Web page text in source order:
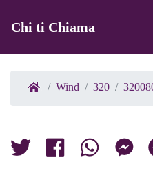
Chi ti Chiama
Wind 320